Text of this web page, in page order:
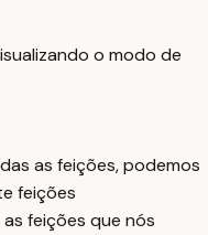
o modo de
as feições, podemos
feições
feições que nós